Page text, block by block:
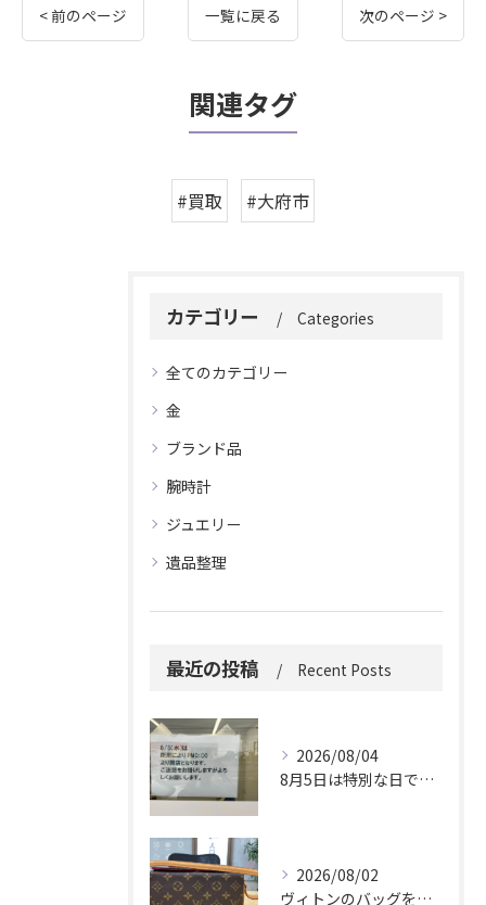
< 前のページ 一覧に戻る 次のページ >
関連タグ
#買取 #大府市
カテゴリー Categories
全てのカテゴリー
金
ブランド品
腕時計
ジュエリー
遺品整理
最近の投稿 Recent Posts
2026/08/04
8月5日は特別な日です。
2026/08/02
ヴィトンのバッグを久しぶりに取り出しましたか？